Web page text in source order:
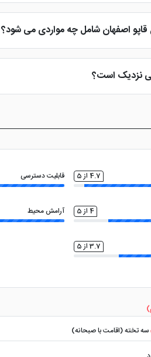
و سمت راست خیابان چهار باغ عباسی
قاپو اصفهان شامل چه مواردی می شود؟
می توان به استخر، سونا، جکوزی،
نزدیک است؟
بهشت، کاخ چهلستون، سی و سه پل و ...
4.7 از 5 قابلیت دسترسی
4 از 5 آرامش محیط
3.7 از 5
سه تخته (اقامت با صبحانه)